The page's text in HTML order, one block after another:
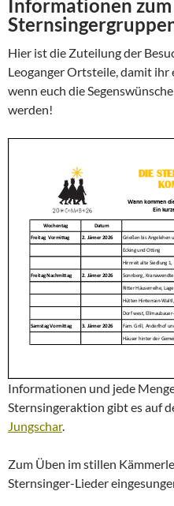
Informationen
Hier ist die Zuteilung der
Leoganger Ortsteile, damit
wenn euch die
werden!
Informationen und jede
Sternsingeraktion gibt es auf
Jungschar.
Zum Üben im stillen
Sternsinger-Lieder